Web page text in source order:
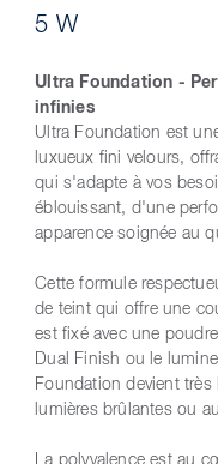
5 W
Ultra Foundation -
infinies
Ultra Foundation est
luxueux fini velours,
qui s'adapte à vos
éblouissant, d'une
apparence soignée au
Cette formule
de teint qui offre une
est fixé avec une
Dual Finish ou le
Foundation devient
lumières brûlantes ou
La polyvalence est au